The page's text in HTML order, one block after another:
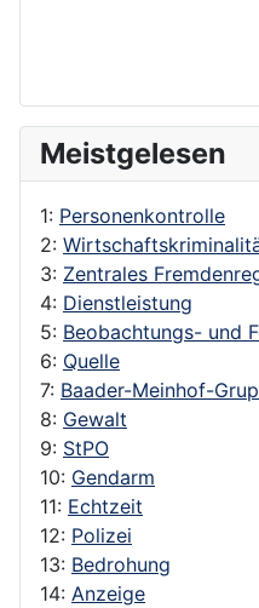
Meistgelesen
1: Personenkontrolle
2:
3: Zentrales
4: Dienstleistung
5: Beobachtungs- und
6: Quelle
7: Baader-Meinhof-
8: Gewalt
9: StPO
10: Gendarm
11: Echtzeit
12: Polizei
13: Bedrohung
14: Anzeige